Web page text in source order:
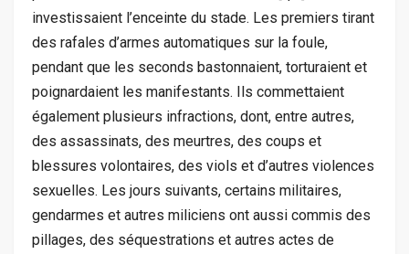
investissaient l’enceinte du stade. Les premiers tirant
des rafales d’armes automatiques sur la foule,
pendant que les seconds bastonnaient, torturaient et
poignardaient les manifestants. Ils commettaient
également plusieurs infractions, dont, entre autres,
des assassinats, des meurtres, des coups et
blessures volontaires, des viols et d’autres violences
sexuelles. Les jours suivants, certains militaires,
gendarmes et autres miliciens ont aussi commis des
pillages, des séquestrations et autres actes de